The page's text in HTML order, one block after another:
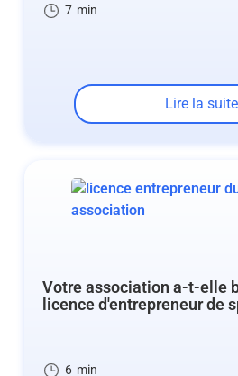
7 min
Lire la suite
Votre association a-t-elle
licence d'entrepreneur de
6 min